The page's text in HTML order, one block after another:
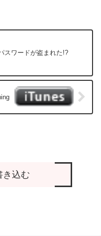
スワードが盗まれた!?
き込む